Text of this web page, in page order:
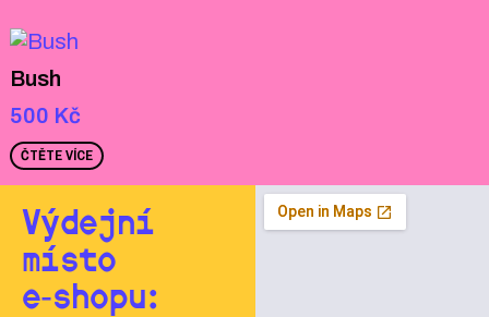
Bush
500 Kč
ČTĚTE VÍCE
Výdejní
místo
e‑shopu: